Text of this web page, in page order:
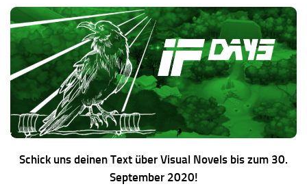
Schick uns deinen Text über Visual Novels bis zum 30.
September 2020!